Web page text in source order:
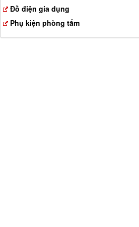
Đồ điện gia dụng
Phụ kiện phòng tắm